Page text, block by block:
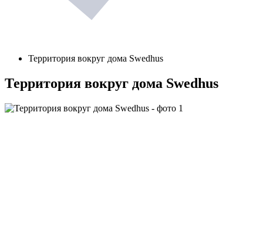
Территория вокруг дома Swedhus
Территория вокруг дома Swedhus